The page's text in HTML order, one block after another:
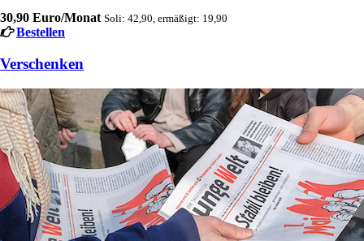
30,90 Euro/Monat Soli: 42,90, ermäßigt: 19,90
Bestellen
Verschenken